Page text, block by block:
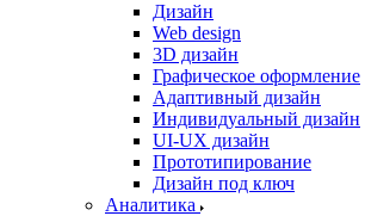
Дизайн
Web design
3D дизайн
Графическое оформление
Адаптивный дизайн
Индивидуальный дизайн
UI‑UX дизайн
Прототипирование
Дизайн под ключ
Аналитика